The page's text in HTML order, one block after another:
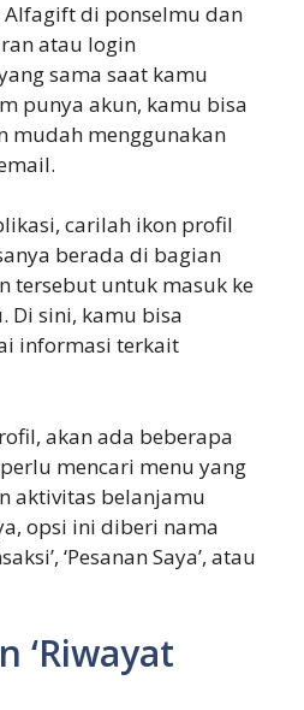
di ponselmu dan
atau login
sama saat kamu
punya akun, kamu bisa
mudah menggunakan
carilah ikon profil
berada di bagian
tersebut untuk masuk ke
Di sini, kamu bisa
informasi terkait
akan ada beberapa
mencari menu yang
aktivitas belanjamu
opsi ini diberi nama
‘Pesanan Saya’, atau
‘Riwayat